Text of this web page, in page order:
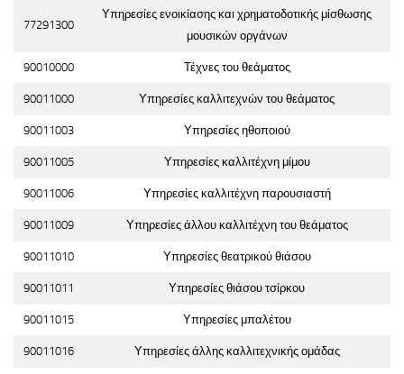
77291300
Υπηρεσίες ενοικίασης και χρηματοδοτικής μίσθωσης
μουσικών οργάνων
90010000 Τέχνες του θεάματος
90011000 Υπηρεσίες καλλιτεχνών του θεάματος
90011003 Υπηρεσίες ηθοποιού
90011005 Υπηρεσίες καλλιτέχνη μίμου
90011006 Υπηρεσίες καλλιτέχνη παρουσιαστή
90011009 Υπηρεσίες άλλου καλλιτέχνη του θεάματος
90011010 Υπηρεσίες θεατρικού θιάσου
90011011 Υπηρεσίες θιάσου τσίρκου
90011015 Υπηρεσίες μπαλέτου
90011016 Υπηρεσίες άλλης καλλιτεχνικής ομάδας